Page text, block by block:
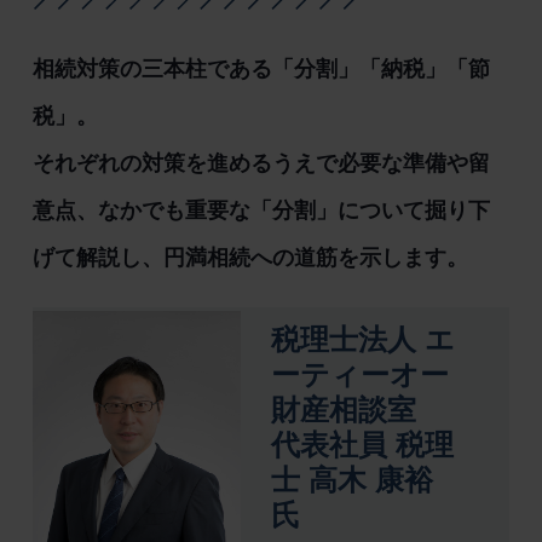
相続対策の三本柱である「分割」「納税」「節
税」。
それぞれの対策を進めるうえで必要な準備や留
意点、なかでも重要な「分割」について掘り下
げて解説し、円満相続への道筋を示します。
税理士法人 エ
ーティーオー
財産相談室
代表社員 税理
士 高木 康裕
氏